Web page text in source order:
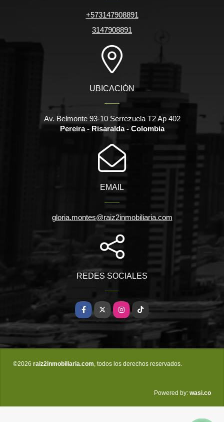
+573147908891
3147908891
UBICACIÓN
Av. Belmonte 93-10 Serrezuela T2 Ap 402
Pereira - Risaralda - Colombia
EMAIL
gloria.montes@raiz2inmobiliaria.com
REDES SOCIALES
Facebook
X Instagram
TikTok
©2026 raiz2inmobiliaria.com, todos los derechos reservados.
Powered by: wasi.co